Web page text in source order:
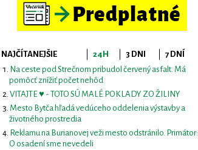
NAJČÍTANEJŠIE 24H 3 DNI
7 DNÍ
Na ceste pod Strečnom pribudol červený asfalt. Má
pomôcť znížiť počet nehôd
VITAJTE ♥ - TOTO SÚ MALÉ POKLADY ZO ŽILINY
Mesto Bytča hľadá vedúceho oddelenia výstavby a
životného prostredia
Reklamu na Burianovej veži mesto odstránilo. Primátor:
O osadení sme nevedeli